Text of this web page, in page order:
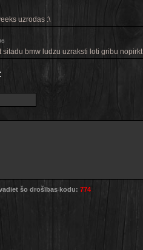
uzrodas :\
sitadu bmw ludzu uzraksti loti gribu nopirkt
šo drošības kodu: 774